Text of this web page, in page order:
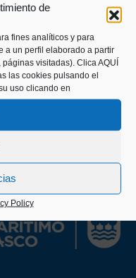
de
fines analíticos y para
a un perfil elaborado a partir
visitadas). Clica AQUÍ
las cookies pulsando el
uso clicando en
Policy
The effort to
editorial
of the distinctive